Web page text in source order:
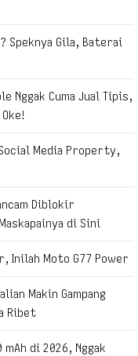
Speknya Gila, Baterai
Nggak Cuma Jual Tipis,
Media Property,
Diblokir
di Sini
Inilah Moto G77 Power
Makin Gampang
Ribet
di 2026, Nggak